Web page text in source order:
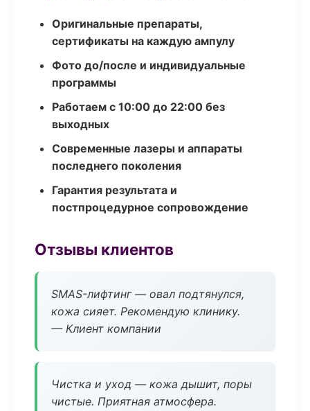
Оригинальные препараты,
сертификаты на каждую ампулу
Фото до/после и индивидуальные
программы
Работаем с 10:00 до 22:00 без
выходных
Современные лазеры и аппараты
последнего поколения
Гарантия результата и
постпроцедурное сопровождение
Отзывы клиентов
SMAS-лифтинг — овал подтянулся,
кожа сияет. Рекомендую клинику.
— Клиент компании
Чистка и уход — кожа дышит, поры
чистые. Приятная атмосфера.